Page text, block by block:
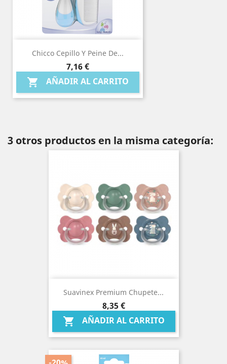
Chicco Cepillo Y Peine De...
Precio
7,16 €
 AÑADIR AL CARRITO
3 otros productos en la misma categoría:
Suavinex Premium Chupete...
Precio
8,35 €
 AÑADIR AL CARRITO